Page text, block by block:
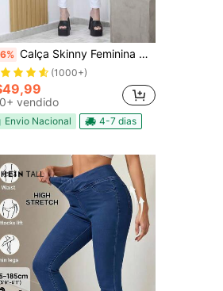
Calça Skinny Feminina Cintura Média tecido de algodão com elastico e contém bolsa - Maxma 6810
(1000+)
vendido
Envio Nacional 4-7 dias